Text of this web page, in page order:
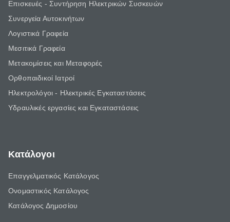
Επισκευές - Συντήρηση Ηλεκτρικών Συσκευών
Συνεργεία Αυτοκινήτων
Λογιστικά Γραφεία
Μεσιτικά Γραφεία
Μετακομίσεις και Μεταφορές
Ορθοπαιδικοί Ιατροί
Ηλεκτρολόγοι - Ηλεκτρικές Εγκαταστάσεις
Υδραυλικές εργασίες και Εγκαταστάσεις
Κατάλογοι
Επαγγελματικός Κατάλογος
Ονομαστικός Κατάλογος
Κατάλογος Δημοσίου